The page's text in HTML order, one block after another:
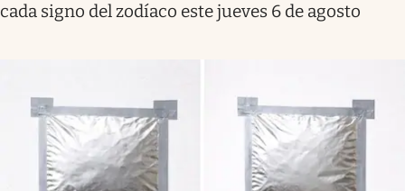
cada signo del zodíaco este jueves 6 de agosto